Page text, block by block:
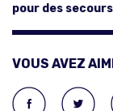
pour des
VOUS AVEZ